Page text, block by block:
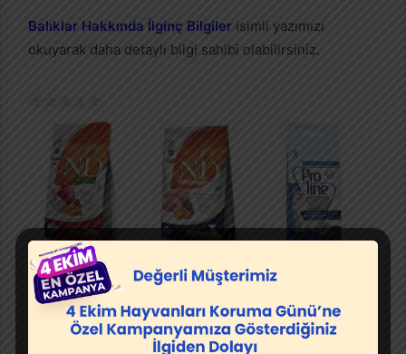
Balıklar Hakkında İlginç Bilgiler isimli yazımızı
okuyarak daha detaylı bilgi sahibi olabilirsiniz.
Kedi
Mamaları
Köpek
Mamaları
Kedi Kumu